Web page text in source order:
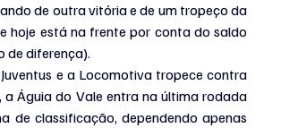
de outra vitória e de um tropeço da
hoje está na frente por conta do saldo
de diferença).
e a Locomotiva tropece contra
a Águia do Vale entra na última rodada
de classificação, dependendo apenas